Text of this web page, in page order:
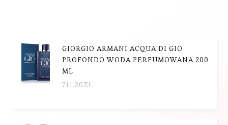
GIORGIO ARMANI ACQUA DI GIO
PROFONDO WODA PERFUMOWANA 200
ML
711.20ZŁ